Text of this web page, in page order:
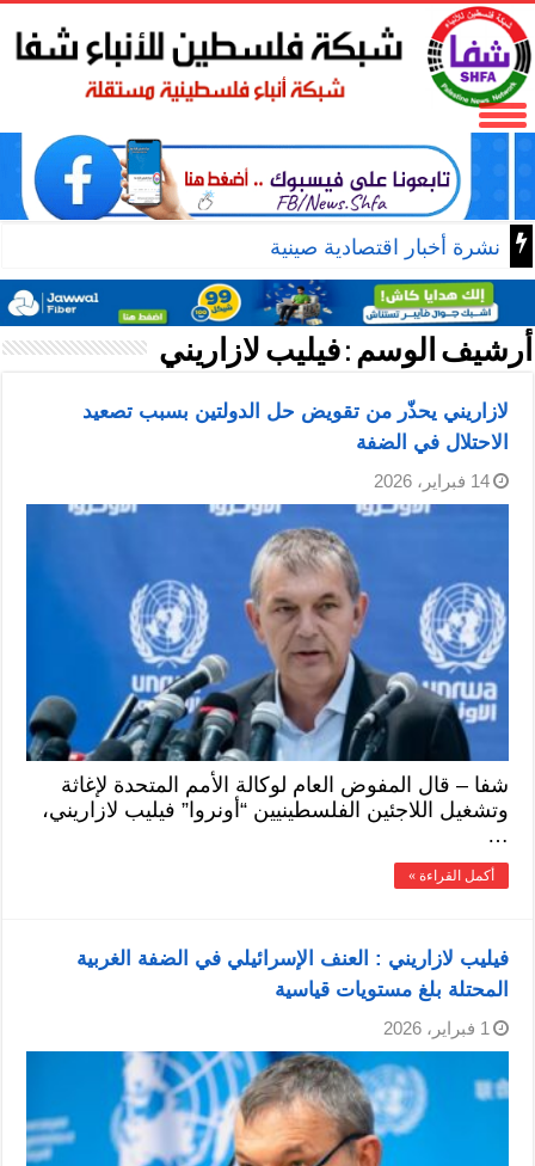
نشرة أخبار اقتصادية صينية
أرشيف الوسم :فيليب لازاريني
لازاريني يحذّر من تقويض حل الدولتين بسبب تصعيد
الاحتلال في الضفة
14 فبراير، 2026
شفا – قال المفوض العام لوكالة الأمم المتحدة لإغاثة
وتشغيل اللاجئين الفلسطينيين “أونروا” فيليب لازاريني،
…
أكمل القراءة »
فيليب لازاريني : العنف الإسرائيلي في الضفة الغربية
المحتلة بلغ مستويات قياسية
1 فبراير، 2026